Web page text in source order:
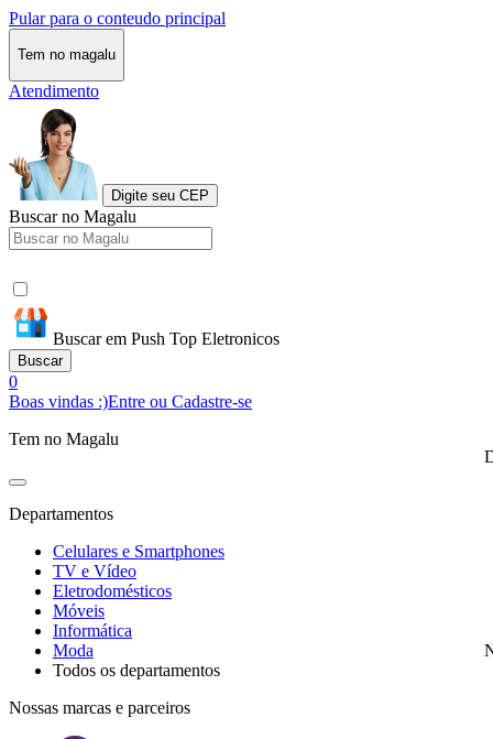
Pular para o conteudo principal
Tem no magalu
Atendimento
Digite seu CEP
Buscar no Magalu
Buscar em Push Top Eletronicos
Buscar
0
Boas vindas :)Entre ou Cadastre-se
Tem no Magalu
Departamentos
Celulares e Smartphones
TV e Vídeo
Eletrodomésticos
Móveis
Informática
Moda
Todos os departamentos
Nossas marcas e parceiros